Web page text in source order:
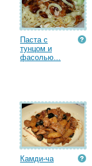
Паста с
тунцом и
фасолью...
Камди-ча